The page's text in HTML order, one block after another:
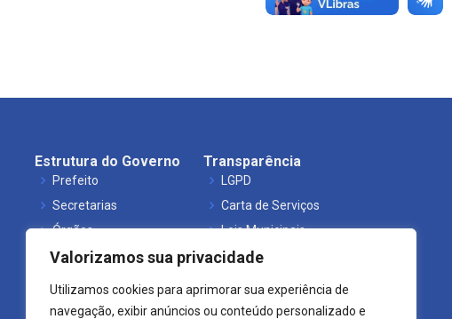
Valorizamos sua privacidade
Utilizamos cookies para aprimorar sua experiência de
navegação, exibir anúncios ou conteúdo personalizado e
Estrutura do Governo
Prefeito
Secretarias
Órgãos
Transparência
LGPD
Carta de Serviços
Leis Municipais